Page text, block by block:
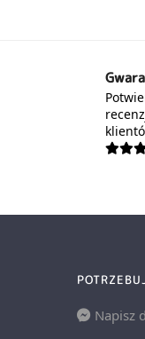
Napisz